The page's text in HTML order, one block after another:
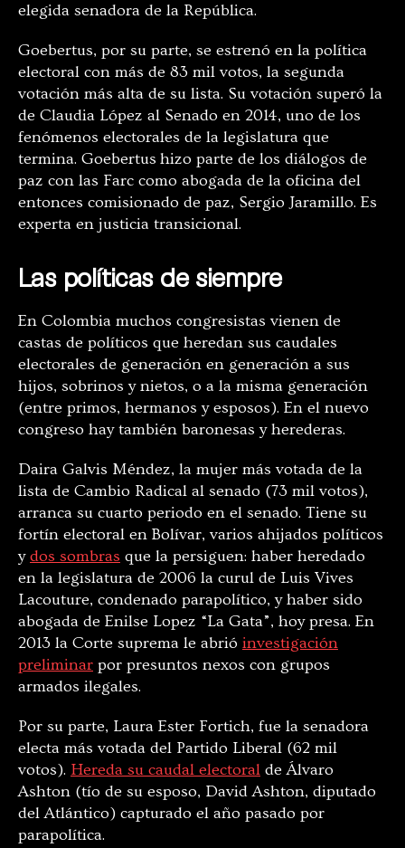
elegida senadora de la República.
Goebertus, por su parte, se estrenó en la política
electoral con más de 83 mil votos, la segunda
votación más alta de su lista. Su votación superó la
de Claudia López al Senado en 2014, uno de los
fenómenos electorales de la legislatura que
termina. Goebertus hizo parte de los diálogos de
paz con las Farc como abogada de la oficina del
entonces comisionado de paz, Sergio Jaramillo. Es
experta en justicia transicional.
Las políticas de siempre
En Colombia muchos congresistas vienen de
castas de políticos que heredan sus caudales
electorales de generación en generación a sus
hijos, sobrinos y nietos, o a la misma generación
(entre primos, hermanos y esposos). En el nuevo
congreso hay también baronesas y herederas.
Daira Galvis Méndez, la mujer más votada de la
lista de Cambio Radical al senado (73 mil votos),
arranca su cuarto periodo en el senado. Tiene su
fortín electoral en Bolívar, varios ahijados políticos
ydos sombras que la persiguen: haber heredado
en la legislatura de 2006 la curul de Luis Vives
Lacouture, condenado parapolítico, y haber sido
abogada de Enilse Lopez “La Gata”, hoy presa. En
2013 la Corte suprema le abrió investigación
preliminar por presuntos nexos con grupos
armados ilegales.
Por su parte, Laura Ester Fortich, fue la senadora
electa más votada del Partido Liberal (62 mil
votos). Hereda su caudal electoral de Álvaro
Ashton (tío de su esposo, David Ashton, diputado
del Atlántico) capturado el año pasado por
parapolítica.